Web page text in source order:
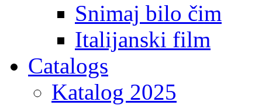
Snimaj bilo čim
Italijanski film
Catalogs
Katalog 2025